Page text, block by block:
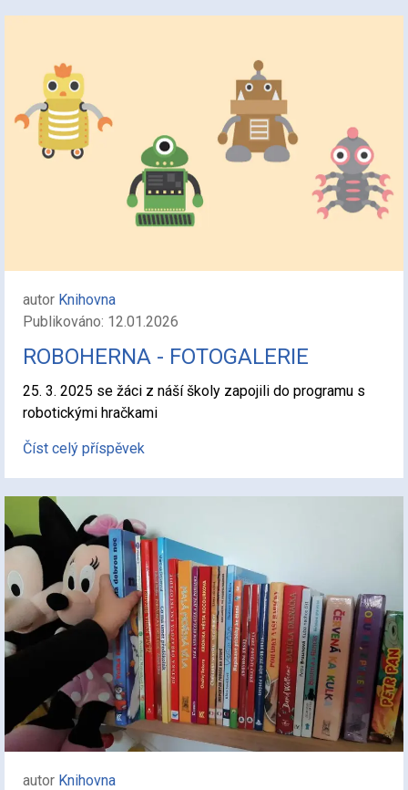
autor Knihovna
Publikováno: 12.01.2026
ROBOHERNA - FOTOGALERIE
25. 3. 2025 se žáci z náší školy zapojili do programu s
robotickými hračkami
Číst celý příspěvek
autor Knihovna